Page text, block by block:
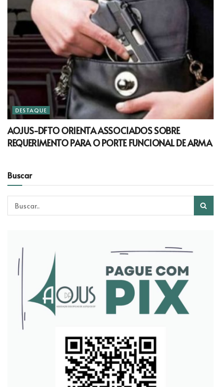
DESTAQUE
AOJUS-DFTO ORIENTA ASSOCIADOS SOBRE
REQUERIMENTO PARA O PORTE FUNCIONAL DE ARMA
Buscar